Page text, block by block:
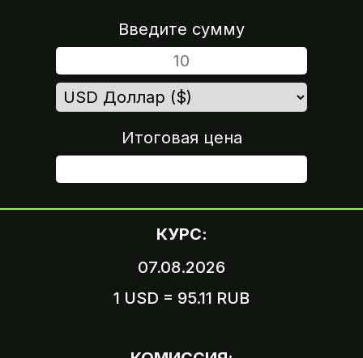
КУРС:
07.08.2026
1 USD = 95.11 RUB
Введите сумму
Итоговая цена
ШАГ 4